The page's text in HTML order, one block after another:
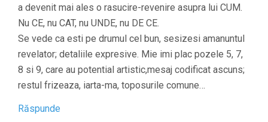
a devenit mai ales o rasucire-revenire asupra lui CUM.
Nu CE, nu CAT, nu UNDE, nu DE CE.
Se vede ca esti pe drumul cel bun, sesizesi amanuntul
revelator; detaliile expresive. Mie imi plac pozele 5, 7,
8 si 9, care au potential artistic,mesaj codificat ascuns;
restul frizeaza, iarta-ma, toposurile comune…
Răspunde